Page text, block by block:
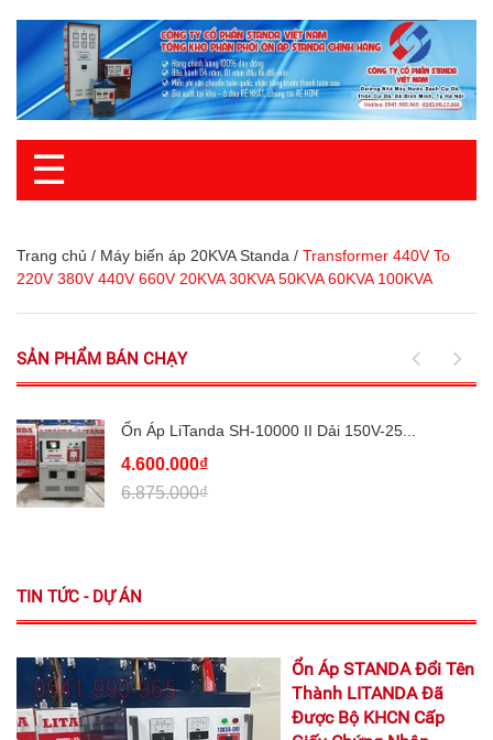
☰
Trang chủ / Máy biến áp 20KVA Standa / Transformer 440V To
220V 380V 440V 660V 20KVA 30KVA 50KVA 60KVA 100KVA
SẢN PHẨM BÁN CHẠY
Ổn Áp LiTanda SH-10000 II Dải 150V-25...
4.600.000₫
6.875.000₫
TIN TỨC - DỰ ÁN
Ổn Áp STANDA Đổi Tên
Thành LITANDA Đã
Được Bộ KHCN Cấp